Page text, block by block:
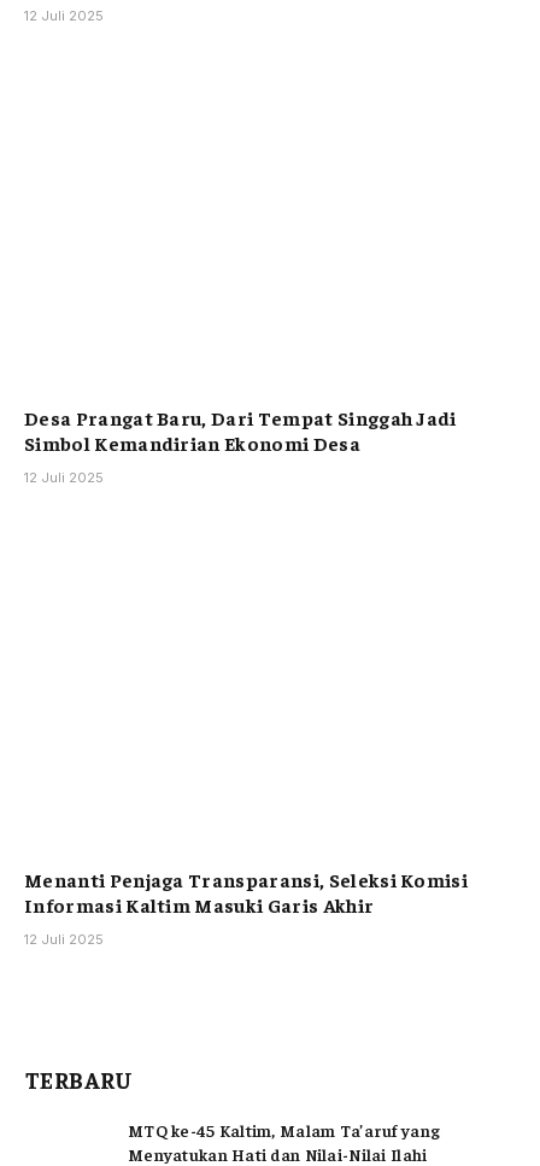
12 Juli 2025
Desa Prangat Baru, Dari Tempat Singgah Jadi
Simbol Kemandirian Ekonomi Desa
12 Juli 2025
Menanti Penjaga Transparansi, Seleksi Komisi
Informasi Kaltim Masuki Garis Akhir
12 Juli 2025
TERBARU
MTQ ke-45 Kaltim, Malam Ta’aruf yang
Menyatukan Hati dan Nilai-Nilai Ilahi